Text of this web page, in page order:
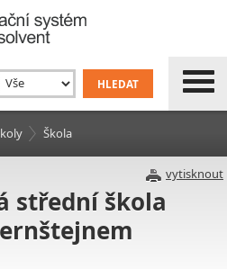
Škola
vytisknout
střední škola